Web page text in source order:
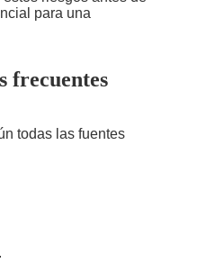
para una
frecuentes
todas las fuentes